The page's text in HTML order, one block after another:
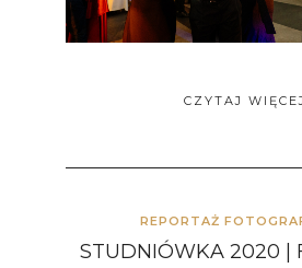
CZYTAJ WIĘCEJ
REPORTAŻ
STUDNIÓWKA 2020 |